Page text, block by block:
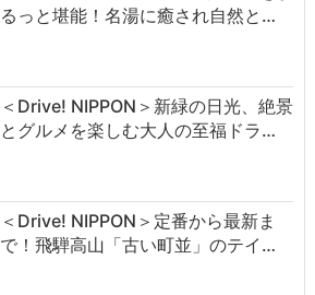
るっと堪能！名湯に癒され自然と…
＜Drive! NIPPON＞新緑の日光、絶景
とグルメを楽しむ大人の至福ドラ…
＜Drive! NIPPON＞定番から最新ま
で！飛騨高山「古い町並」のテイ…